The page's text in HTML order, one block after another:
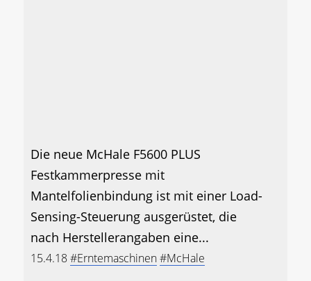
Die neue McHale F5600 PLUS
Festkammerpresse mit
Mantelfolienbindung ist mit einer Load-
Sensing-Steuerung ausgerüstet, die
nach Herstellerangaben eine...
15.4.18#Erntemaschinen#McHale